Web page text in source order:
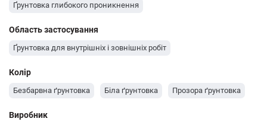
Ґрунтовка глибокого проникнення
Область застосування
Ґрунтовка для внутрішніх і зовнішніх робіт
Колір
Безбарвна ґрунтовка Біла ґрунтовка Прозора ґрунтовка
Виробник